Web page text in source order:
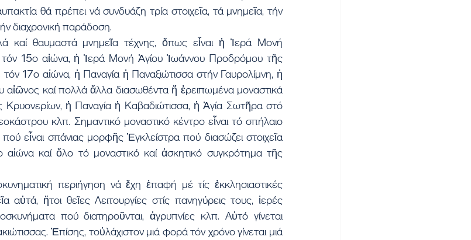
θά πρέπει νά συνδυάζη τρία στοιχεῖα, τά μνημεῖα, τήν
διαχρονική παράδοση.
καί θαυμαστά μνημεῖα τέχνης, ὅπως εἶναι ἡ Ἱερά Μονή
τόν 15ο αἰώνα, ἡ Ἱερά Μονή Ἁγίου Ἰωάννου Προδρόμου τῆς
17ο αἰώνα, ἡ Παναγία ἡ Παναξιώτισσα στήν Γαυρολίμνη, ἡ
αἰῶνος καί πολλά ἄλλα διασωθέντα ἤ ἐρειπωμένα μοναστικά
ἡ Παναγία ἡ Καβαδιώτισσα, ἡ Ἁγία Σωτῆρα στό
κλπ. Σημαντικό μοναστικό κέντρο εἶναι τό σπήλαιο
εἶναι σπάνιας μορφῆς Ἐγκλείστρα πού διασώζει στοιχεῖα
καί ὅλο τό μοναστικό καί ἀσκητικό συγκρότημα τῆς
περιήγηση νά ἔχη ἐπαφή μέ τίς ἐκκλησιαστικές
αὐτά, ἤτοι θεῖες Λειτουργίες στίς πανηγύρεις τους, ἱερές
πού διατηροῦνται, ἀγρυπνίες κλπ. Αὐτό γίνεται
Ἐπίσης, τοὐλάχιστον μιά φορά τόν χρόνο γίνεται μιά